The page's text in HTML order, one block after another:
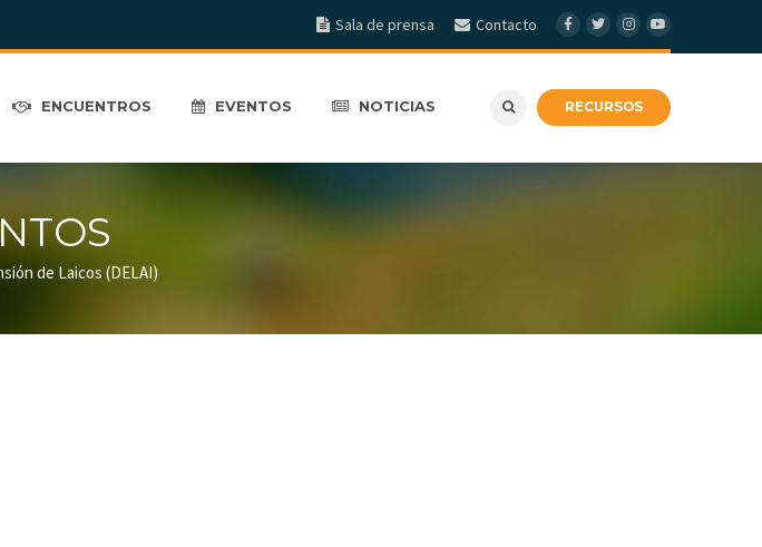
Sala de prensa Contacto
ENCUENTROS EVENTOS NOTICIAS RECURSOS
de Laicos (DELAI)